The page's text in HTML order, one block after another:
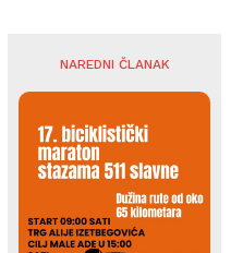
NAREDNI ČLANAK